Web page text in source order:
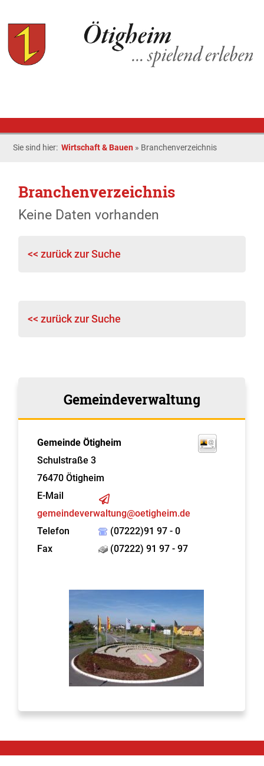
Sie sind hier:Wirtschaft & Bauen » Branchenverzeichnis
Branchenverzeichnis
Keine Daten vorhanden
<< zurück zur Suche
<< zurück zur Suche
Gemeindeverwaltung
Gemeinde Ötigheim
Schulstraße 3
76470 Ötigheim
E-Mail
gemeindeverwaltung@oetigheim.de
Telefon
(07222)91 97 - 0
Fax
(07222) 91 97 - 97